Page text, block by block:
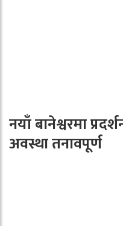
नयाँ बानेश्वरमा
अवस्था तनावपूर्ण